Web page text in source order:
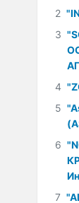
2
3
4
5
6
7